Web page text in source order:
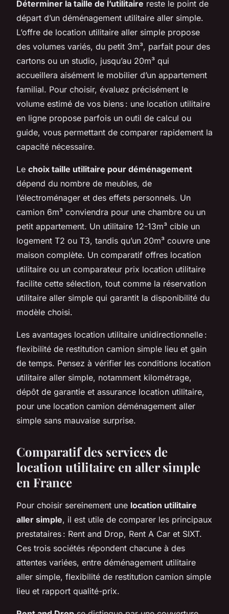
Déterminer la taille de l’utilitaire reste le point de
départ d’un déménagement utilitaire aller simple.
L’offre de location utilitaire aller simple propose
des volumes variés, du petit 3m³, parfait pour des
cartons ou un studio, jusqu’au 20m³ qui
accueillera aisément le mobilier d’un appartement
familial. Pour choisir, évaluez précisément le
volume estimé de vos biens : une location utilitaire
en ligne propose parfois un outil de calcul ou
guide, vous permettant de comparer rapidement la
capacité nécessaire.
Le choix taille utilitaire pour déménagement
dépend du nombre de meubles, de
l’électroménager et des effets personnels. Un
camion 6m³ conviendra pour une chambre ou un
petit appartement. Un utilitaire 12-13m³ cible un
logement T2 ou T3, tandis qu’un 20m³ couvre une
maison complète. Un comparatif offres location
utilitaire ou un comparateur prix location utilitaire
facilite cette sélection, tout comme la réservation
utilitaire aller simple qui garantit la disponibilité du
modèle choisi.
Les avantages location utilitaire unidirectionnelle :
flexibilité de restitution camion simple lieu et gain
de temps. Pensez à vérifier les conditions location
utilitaire aller simple, notamment kilométrage,
dépôt de garantie et assurance location utilitaire,
pour une location camion déménagement aller
simple sans mauvaise surprise.
Comparatif des services de
location utilitaire en aller simple
en France
Pour choisir sereinement une location utilitaire
aller simple, il est utile de comparer les principaux
prestataires : Rent and Drop, Rent A Car et SIXT.
Ces trois sociétés répondent chacune à des
attentes variées, entre déménagement utilitaire
aller simple, flexibilité de restitution camion simple
lieu et rapport qualité-prix.